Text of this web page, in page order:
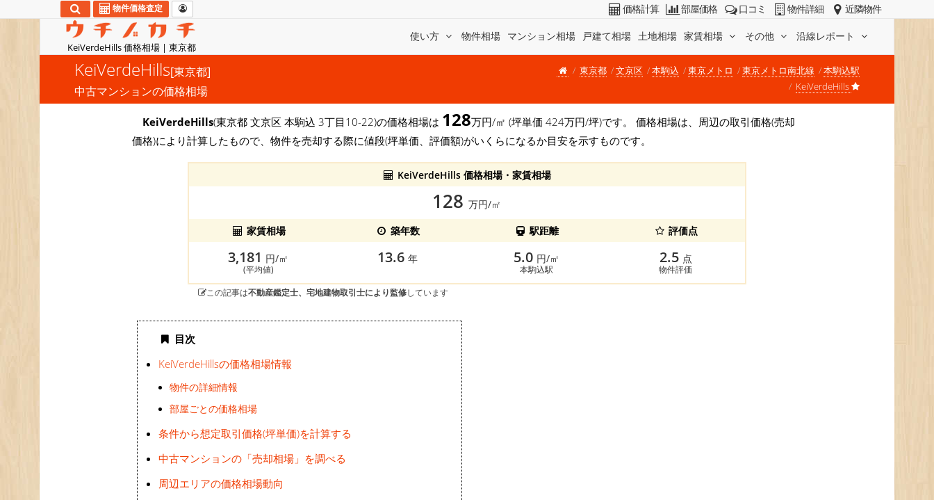
KeiVerdeHills 価格相場 | 東京都
使い方 物件相場 マンション相場 戸建て相場 土地相場 家賃相場 その他 沿線レポート
物件価格査定 価格計算 部屋価格 口コミ 物件詳細 近隣物件
KeiVerdeHills[東京都]
中古マンションの価格相場
東京都 文京区 本駒込 東京メトロ 東京メトロ南北線
本駒込駅
KeiVerdeHills
KeiVerdeHills(東京都 文京区 本駒込 3丁目10-22)の価格相場は 128万円/㎡ (坪単価 424万円/坪)です。 価格相場は、周辺の取引価格(売却
価格)により計算したもので、物件を売却する際に値段(坪単価、評価額)がいくらになるか目安を示すものです。
KeiVerdeHills 価格相場・家賃相場
128万円/㎡
家賃相場
築年数 駅距離 評価点
3,181 円/㎡
(平均値)
13.6 年 5.0 円/㎡
本駒込駅
2.5 点
物件評価
この記事は不動産鑑定士、宅地建物取引士により監修しています
目次
KeiVerdeHillsの価格相場情報
物件の詳細情報
部屋ごとの価格相場
条件から想定取引価格(坪単価)を計算する
中古マンションの「売却相場」を調べる
周辺エリアの価格相場動向